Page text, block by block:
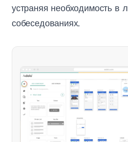
устраняя необходимость в
собеседованиях.